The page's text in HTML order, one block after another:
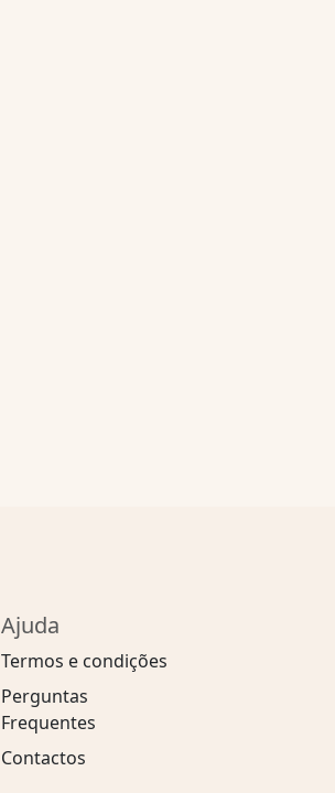
Ajuda
Termos e condições
Perguntas
Frequentes
Contactos